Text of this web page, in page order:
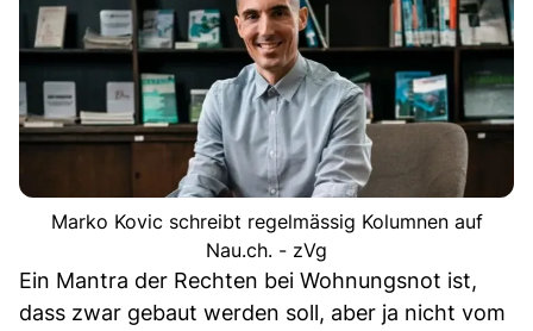
Marko Kovic schreibt regelmässig Kolumnen auf
Nau.ch. - zVg
Ein Mantra der Rechten bei Wohnungsnot ist,
dass zwar gebaut werden soll, aber ja nicht vom